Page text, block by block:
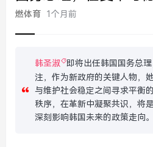
燃体育 1个月前
韩圣淑
即将出任韩国国务总
注，作为新政府的关键人物，
与维护社会稳定之间寻求平衡
秩序，在革新中凝聚共识，将
深刻影响韩国未来的政策走向。